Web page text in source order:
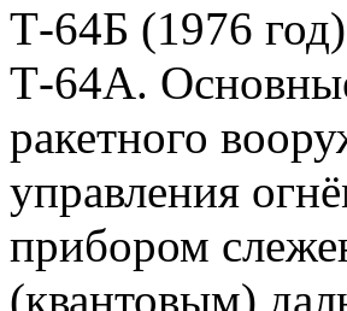
Т-64Б (1976
Т-64А.
ракетного
управления
прибором
(квантовым)